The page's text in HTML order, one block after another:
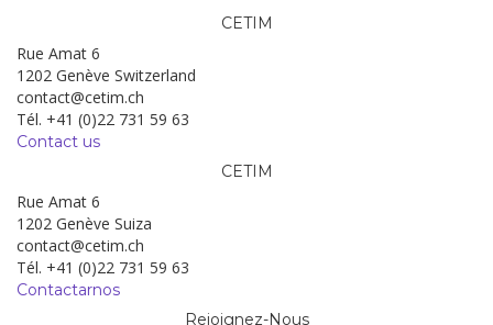
CETIM
Rue Amat 6
1202 Genève Switzerland
contact@cetim.ch
Tél. +41 (0)22 731 59 63
Contact us
CETIM
Rue Amat 6
1202 Genève Suiza
contact@cetim.ch
Tél. +41 (0)22 731 59 63
Contactarnos
Rejoignez-Nous